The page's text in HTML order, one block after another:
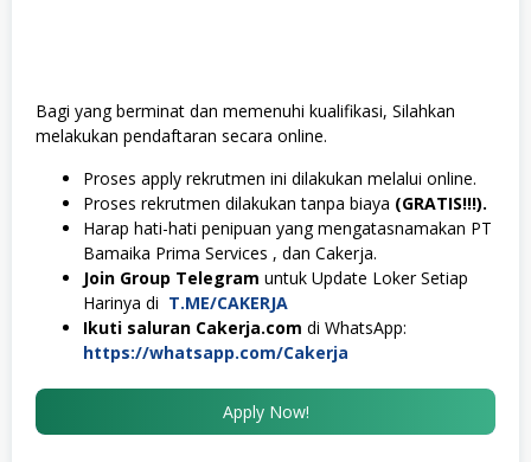
Bagi yang berminat dan memenuhi kualifikasi, Silahkan
melakukan pendaftaran secara online.
Proses apply rekrutmen ini dilakukan melalui online.
Proses rekrutmen dilakukan tanpa biaya (GRATIS!!!).
Harap hati-hati penipuan yang mengatasnamakan PT
Bamaika Prima Services , dan Cakerja.
Join Group Telegram untuk Update Loker Setiap
Harinya di T.ME/CAKERJA
Ikuti saluran Cakerja.com di WhatsApp:
https://whatsapp.com/Cakerja
Apply Now!